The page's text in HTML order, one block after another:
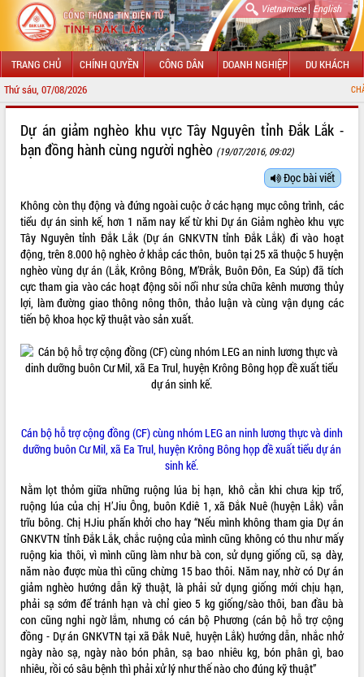
Vietnamese| English
TRANG CHỦ CHÍNH QUYỀN CÔNG DÂN DOANH NGHIỆP DU KHÁCH
Thứ sáu, 07/08/2026 CHÀO MỪNG ĐẾN
LÃNH ĐẠO UBND TỈNH
SỞ, BAN, NGÀNH
UBND CÁC XÃ, PHƯỜNG
THÔNG TIN CHỈ ĐẠO ĐIỀU HÀNH
HỆ THỐNG VĂN BẢN
VĂN BẢN HĐND TỈNH
Dự án giảm nghèo khu vực Tây Nguyên tỉnh Đắk Lắk -
bạn đồng hành cùng người nghèo (19/07/2016, 09:02)
Đọc bài viết
Không còn thụ động và đứng ngoài cuộc ở các hạng mục công trình, các
tiểu dự án sinh kế, hơn 1 năm nay kể từ khi Dự án Giảm nghèo khu vực
Tây Nguyên tỉnh Đắk Lắk (Dự án GNKVTN tỉnh Đắk Lắk) đi vào hoạt
động, trên 8.000 hộ nghèo ở khắp các thôn, buôn tại 25 xã thuộc 5 huyện
nghèo vùng dự án (Lắk, Krông Bông, M’Đrắk, Buôn Đôn, Ea Súp) đã tích
cực tham gia vào các hoạt động sôi nổi như sửa chữa kênh mương thủy
lợi, làm đường giao thông nông thôn, thảo luận và cùng vận dụng các
tiến bộ khoa học kỹ thuật vào sản xuất.
Cán bộ hỗ trợ cộng đồng (CF) cùng nhóm LEG an ninh lương thực và dinh
dưỡng buôn Cư Mil, xã Ea Trul, huyện Krông Bông họp đề xuất tiểu dự án
sinh kế.
Nằm lọt thỏm giữa những ruộng lúa bị hạn, khô cằn khi chưa kịp trổ,
ruộng lúa của chị H’Jiu Ông, buôn Kdiê 1, xã Đắk Nuê (huyện Lắk) vẫn
trĩu bông. Chị HJiu phấn khởi cho hay “Nếu mình không tham gia Dự án
GNKVTN tỉnh Đắk Lắk, chắc ruộng của mình cũng không có thu như mấy
ruộng kia thôi, vì mình cũng làm như bà con, sử dụng giống cũ, sạ dày,
năm nào được mùa thì cũng chừng 15 bao thôi. Năm nay, nhờ có Dự án
giảm nghèo hướng dẫn kỹ thuật, là phải sử dụng giống mới chịu hạn,
phải sạ sớm để tránh hạn và chỉ gieo 5 kg giống/sào thôi, ban đầu bà
con cũng nghi ngờ lắm, nhưng có cán bộ Phương (cán bộ hỗ trợ cộng
đồng - Dự án GNKVTN tại xã Đắk Nuê, huyện Lắk) hướng dẫn, nhắc nhở
ngày nào sạ, ngày nào bón phân, sạ bao nhiêu kg, bón phân gì, bao
nhiêu, rồi có sâu bệnh thì phải xử lý như thế nào cho đúng kỹ thuật”